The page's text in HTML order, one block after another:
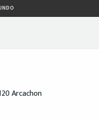
Arcachon